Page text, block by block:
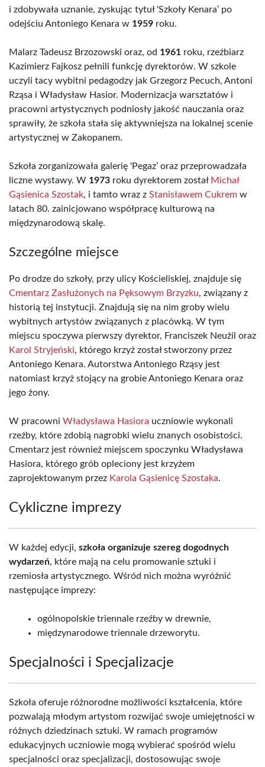
i zdobywała uznanie, zyskując tytuł 'Szkoły Kenara’ po
odejściu Antoniego Kenara w 1959 roku.
Malarz Tadeusz Brzozowski oraz, od 1961 roku, rzeźbiarz
Kazimierz Fajkosz pełnili funkcję dyrektorów. W szkole
uczyli tacy wybitni pedagodzy jak Grzegorz Pecuch, Antoni
Rząsa i Władysław Hasior. Modernizacja warsztatów i
pracowni artystycznych podniosły jakość nauczania oraz
sprawiły, że szkoła stała się aktywniejsza na lokalnej scenie
artystycznej w Zakopanem.
Szkoła zorganizowała galerię 'Pegaz’ oraz przeprowadzała
liczne wystawy. W 1973 roku dyrektorem został Michał
Gąsienica Szostak, i tamto wraz z Stanisławem Cukrem w
latach 80. zainicjowano współpracę kulturową na
międzynarodową skalę.
Szczególne miejsce
Po drodze do szkoły, przy ulicy Kościeliskiej, znajduje się
Cmentarz Zasłużonych na Pęksowym Brzyzku, związany z
historią tej instytucji. Znajdują się na nim groby wielu
wybitnych artystów związanych z placówką. W tym
miejscu spoczywa pierwszy dyrektor, Franciszek Neużil oraz
Karol Stryjeński, którego krzyż został stworzony przez
Antoniego Kenara. Autorstwa Antoniego Rząsy jest
natomiast krzyż stojący na grobie Antoniego Kenara oraz
jego żony.
W pracowni Władysława Hasiora uczniowie wykonali
rzeźby, które zdobią nagrobki wielu znanych osobistości.
Cmentarz jest również miejscem spoczynku Władysława
Hasiora, którego grób opleciony jest krzyżem
zaprojektowanym przez Karola Gąsienicę Szostaka.
Cykliczne imprezy
W każdej edycji, szkoła organizuje szereg dogodnych
wydarzeń, które mają na celu promowanie sztuki i
rzemiosła artystycznego. Wśród nich można wyróżnić
następujące imprezy:
ogólnopolskie triennale rzeźby w drewnie,
międzynarodowe triennale drzeworytu.
Specjalności i Specjalizacje
Szkoła oferuje różnorodne możliwości kształcenia, które
pozwalają młodym artystom rozwijać swoje umiejętności w
różnych dziedzinach sztuki. W ramach programów
edukacyjnych uczniowie mogą wybierać spośród wielu
specjalności oraz specjalizacji, dostosowując swoje